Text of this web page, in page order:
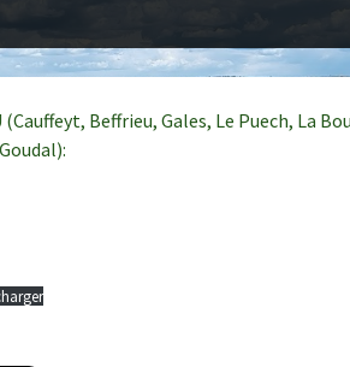
(Cauffeyt, Beffrieu, Gales, Le Puech, La